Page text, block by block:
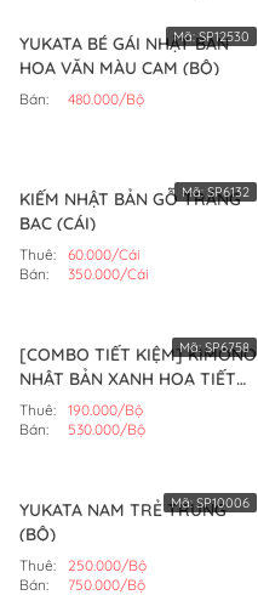
YUKATA BÉ GÁI NHẬT BẢN
HOA VĂN MÀU CAM (BỘ)
Bán: 480.000/Bộ
Mã:SP12530
KIẾM NHẬT BẢN GỖ TRÁNG
BẠC (CÁI)
Thuê:
60.000/Cái
Bán:
350.000/Cái
Mã: SP6132
[COMBO TIẾT KIỆM] KIMONO
NHẬT BẢN XANH HOẠ TIẾT
TRẮNG KMO022 (BỘ)
Thuê:
190.000/Bộ
Bán:
530.000/Bộ
Mã:SP6758
YUKATA NAM TRẺ TRUNG
(BỘ)
Thuê:
250.000/Bộ
Bán:
750.000/Bộ
Mã:SP10006